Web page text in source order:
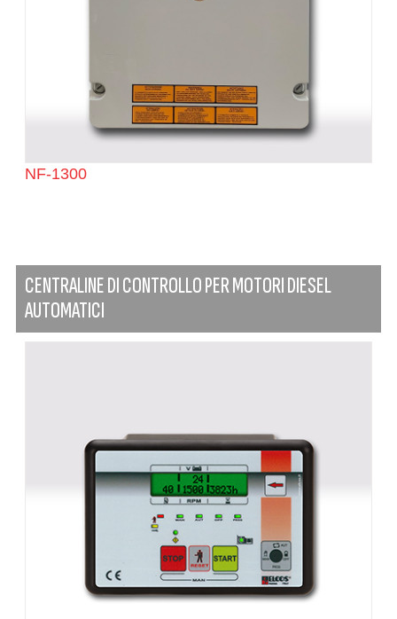
NF-1300
CENTRALINE DI CONTROLLO PER MOTORI DIESEL
AUTOMATICI